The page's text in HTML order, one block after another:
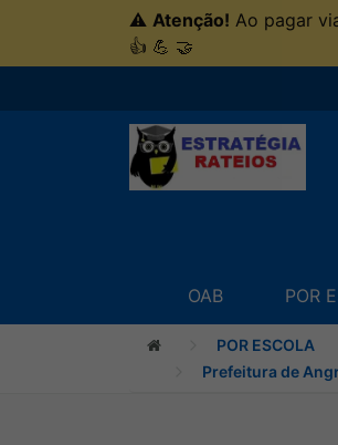
⚠ Atenção! Ao pagar
👍 💪 🤝
OAB POR
POR ESCOLA
Prefeitura de